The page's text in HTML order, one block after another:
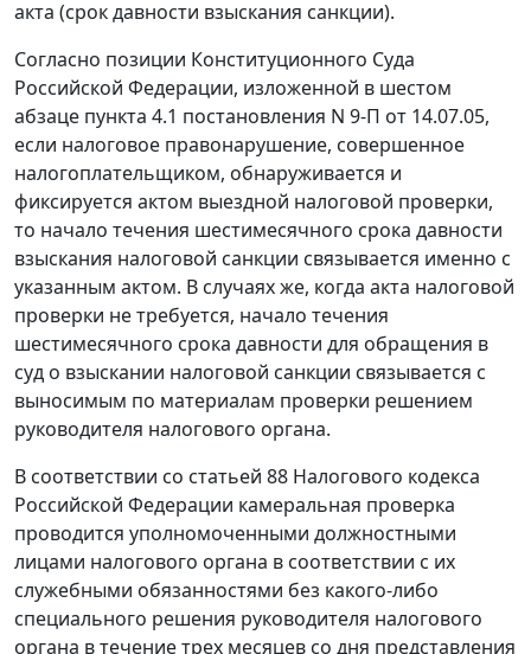
акта (срок давности взыскания санкции).
Согласно позиции Конституционного Суда
Российской Федерации, изложенной в шестом
абзаце пункта 4.1 постановления N 9-П от 14.07.05,
если налоговое правонарушение, совершенное
налогоплательщиком, обнаруживается и
фиксируется актом выездной налоговой проверки,
то начало течения шестимесячного срока давности
взыскания налоговой санкции связывается именно с
указанным актом. В случаях же, когда акта налоговой
проверки не требуется, начало течения
шестимесячного срока давности для обращения в
суд о взыскании налоговой санкции связывается с
выносимым по материалам проверки решением
руководителя налогового органа.
В соответствии со статьей 88 Налогового кодекса
Российской Федерации камеральная проверка
проводится уполномоченными должностными
лицами налогового органа в соответствии с их
служебными обязанностями без какого-либо
специального решения руководителя налогового
органа в течение трех месяцев со дня представления